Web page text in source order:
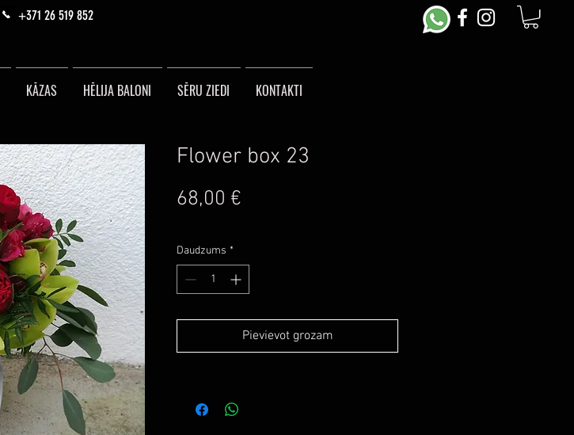
+371 26 519 852
KĀZAS HĒLIJA BALONI SĒRU ZIEDI KONTAKTI
Flower box 23
68,00 €
Daudzums *
Pievievot grozam